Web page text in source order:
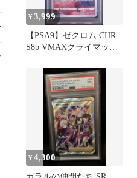
¥3,999
【PSA9】ゼクロム CHR
S8b VMAXクライマック
¥4,300